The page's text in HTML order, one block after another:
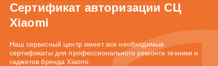
Сертификат авторизации СЦ
Xiaomi
Наш сервисный центр имеет все необходимые
сертификаты для профессионального ремонта техники и
гаджетов бренда Xiaomi: